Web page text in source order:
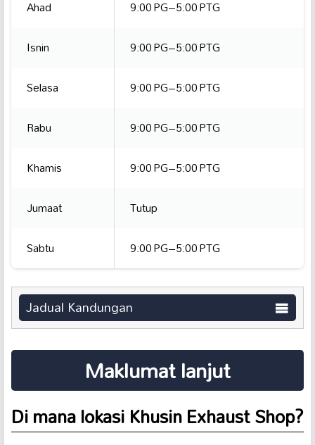
Ahad
9:00 PG–5:00 PTG
Isnin
9:00 PG–5:00 PTG
Selasa
9:00 PG–5:00 PTG
Rabu
9:00 PG–5:00 PTG
Khamis
9:00 PG–5:00 PTG
Jumaat
Tutup
Sabtu
9:00 PG–5:00 PTG
Jadual Kandungan
Maklumat lanjut
Di mana lokasi Khusin Exhaust Shop?